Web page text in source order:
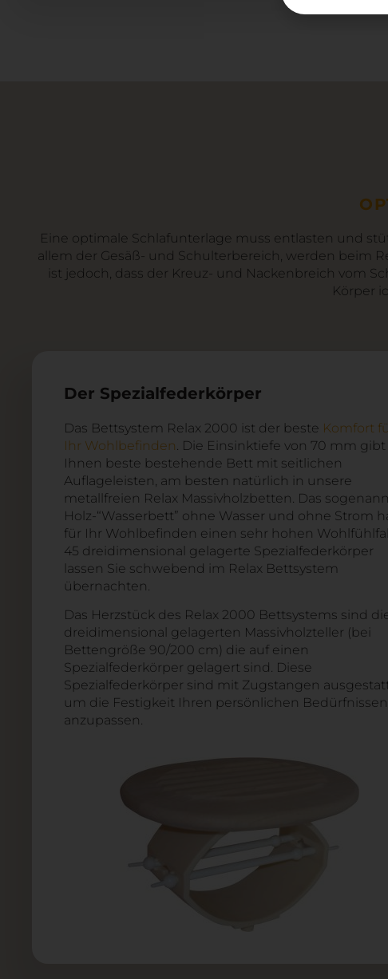
Eine optimale Schlafunterlage muss entlasten und
allem der Gesäß- und Schulterbereich, werden beim
ist jedoch, dass der Kreuz- und Nackenbreich vom
Körper
Der Spezialfederkörper
Das Bettsystem Relax 2000 ist der beste Komfort
Ihr Wohlbefinden. Die Einsinktiefe von 70 mm gibt
Ihnen beste bestehende Bett mit seitlichen
Auflageleisten, am besten natürlich in unsere
metallfreien Relax Massivholzbetten. Das
Holz-“Wasserbett” ohne Wasser und ohne Strom
für Ihr Wohlbefinden einen sehr hohen
45 dreidimensional gelagerte Spezialfederkörper
lassen Sie schwebend im Relax Bettsystem
übernachten.
Das Herzstück des Relax 2000 Bettsystems sind
dreidimensional gelagerten Massivholzteller (bei
Bettengröße 90/200 cm) die auf einen
Spezialfederkörper gelagert sind. Diese
Spezialfederkörper sind mit Zugstangen
um die Festigkeit Ihren persönlichen Bedürfnissen
anzupassen.